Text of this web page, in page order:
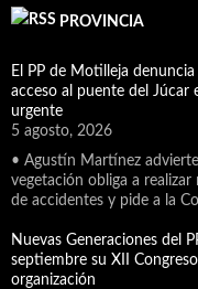
PROVINCIA
El PP de Motilleja
acceso al puente del Júcar
urgente
5 agosto, 2026
• Agustín Martínez
vegetación obliga a
de accidentes y pide a la
Nuevas Generaciones del
septiembre su XII
organización